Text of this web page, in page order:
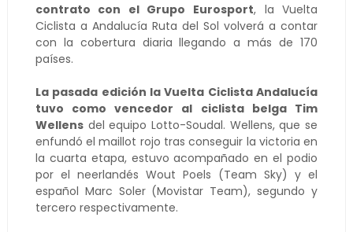
contrato con el Grupo Eurosport, la Vuelta
Ciclista a Andalucía Ruta del Sol volverá a contar
con la cobertura diaria llegando a más de 170
países.
La pasada edición la Vuelta Ciclista Andalucía
tuvo como vencedor al ciclista belga Tim
Wellensdel equipo Lotto-Soudal. Wellens, que se
enfundó el maillot rojo tras conseguir la victoria en
la cuarta etapa, estuvo acompañado en el podio
por el neerlandés Wout Poels (Team Sky) y el
español Marc Soler (Movistar Team), segundo y
tercero respectivamente.